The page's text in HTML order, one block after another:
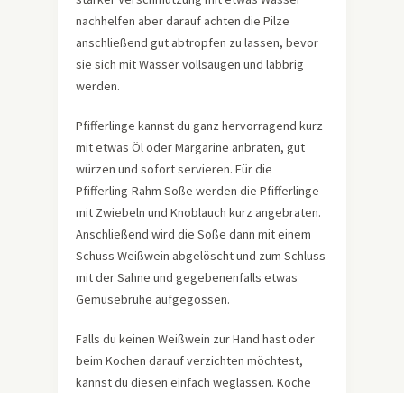
nachhelfen aber darauf achten die Pilze
anschließend gut abtropfen zu lassen, bevor
sie sich mit Wasser vollsaugen und labbrig
werden.
Pfifferlinge kannst du ganz hervorragend kurz
mit etwas Öl oder Margarine anbraten, gut
würzen und sofort servieren. Für die
Pfifferling-Rahm Soße werden die Pfifferlinge
mit Zwiebeln und Knoblauch kurz angebraten.
Anschließend wird die Soße dann mit einem
Schuss Weißwein abgelöscht und zum Schluss
mit der Sahne und gegebenenfalls etwas
Gemüsebrühe aufgegossen.
Falls du keinen Weißwein zur Hand hast oder
beim Kochen darauf verzichten möchtest,
kannst du diesen einfach weglassen. Koche